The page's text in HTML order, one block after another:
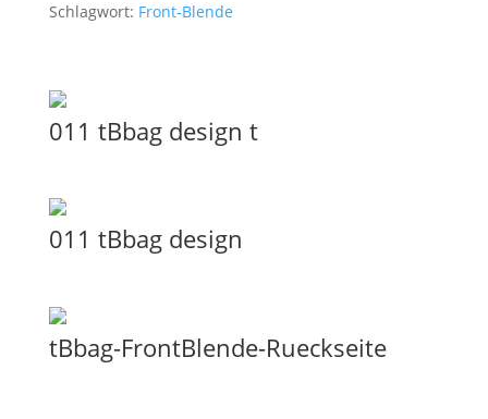
Schlagwort: Front-Blende
011 tBbag design t
011 tBbag design
tBbag-FrontBlende-Rueckseite